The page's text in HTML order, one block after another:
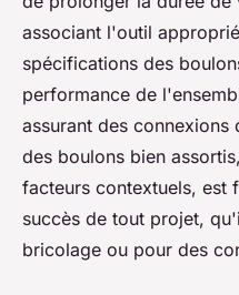
associant l'outil
spécifications des
performance de
assurant des
des boulons bien
facteurs contextuels, est
succès de tout projet,
bricolage ou pour des